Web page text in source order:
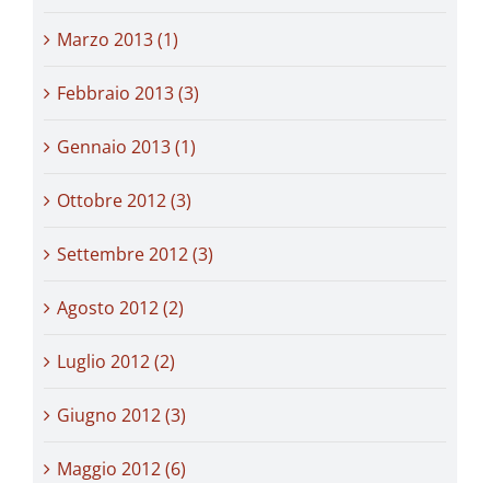
Marzo 2013 (1)
Febbraio 2013 (3)
Gennaio 2013 (1)
Ottobre 2012 (3)
Settembre 2012 (3)
Agosto 2012 (2)
Luglio 2012 (2)
Giugno 2012 (3)
Maggio 2012 (6)